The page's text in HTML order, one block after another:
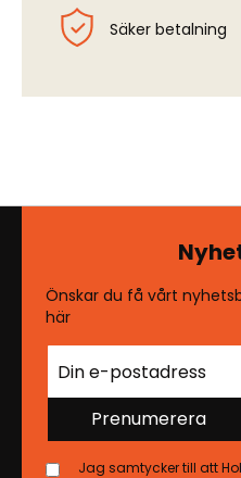
Säker betalning
Önskar du få vårt
här
Prenumerera
Jag samtycker till att